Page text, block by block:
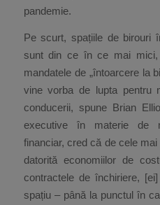
pandemie.
Pe scurt, spațiile de birouri
sunt din ce în ce mai
mandatele de „întoarcere la
vine vorba de lupta pentru
conducerii, spune Brian
executive în materie de
financiar, cred că de cele
datorită economiilor de
contractele de închiriere,
spațiu – până la punctul în